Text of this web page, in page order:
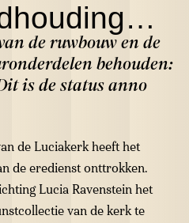
de ruwbouw en de
behouden:
is de status anno
de Luciakerk heeft het
de eredienst onttrokken.
Lucia Ravenstein het
van de kerk te